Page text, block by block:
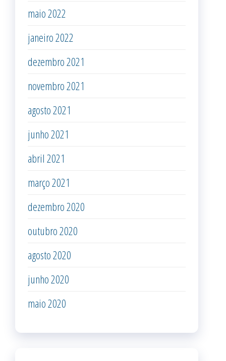
maio 2022
janeiro 2022
dezembro 2021
novembro 2021
agosto 2021
junho 2021
abril 2021
março 2021
dezembro 2020
outubro 2020
agosto 2020
junho 2020
maio 2020